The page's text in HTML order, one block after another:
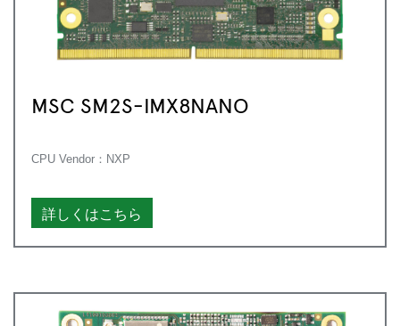
MSC SM2S-IMX8NANO
CPU Vendor：NXP
詳しくはこちら